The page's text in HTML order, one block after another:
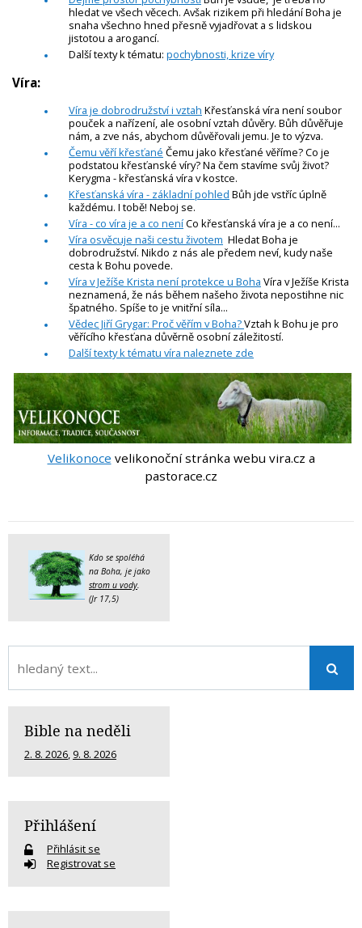
hledat ve všech věcech. Avšak rizikem při hledání Boha je
snaha všechno hned přesně vyjadřovat a s lidskou
jistotou a arogancí.
Další texty k tématu: pochybnosti, krize víry
Víra:
Víra je dobrodružství i vztah Křesťanská víra není soubor
pouček a nařízení, ale osobní vztah důvěry. Bůh důvěřuje
nám, a zve nás, abychom důvěřovali jemu. Je to výzva.
Čemu věří křesťané Čemu jako křesťané věříme? Co je
podstatou křesťanské víry? Na čem stavíme svůj život?
Kerygma - křesťanská víra v kostce.
Křesťanská víra - základní pohled Bůh jde vstříc úplně
každému. I tobě! Neboj se.
Víra - co víra je a co neníCo křesťanská víra je a co není...
Víra osvěcuje naši cestu životem Hledat Boha je
dobrodružství. Nikdo z nás ale předem neví, kudy naše
cesta k Bohu povede.
Víra v Ježíše Krista není protekce u Boha Víra v Ježíše Krista
neznamená, že nás během našeho života nepostihne nic
špatného. Spíše to je vnitřní síla...
Vědec Jiří Grygar: Proč věřím v Boha?Vztah k Bohu je pro
věřícího křesťana důvěrně osobní záležitostí.
Další texty k tématu víra naleznete zde
Velikonoce velikonoční stránka webu vira.cz a
pastorace.cz
Kdo se spoléhá
na Boha, je jako
strom u vody.
(Jr 17,5)
Bible na neděli
2. 8. 2026, 9. 8. 2026
Přihlášení
Přihlásit se
Registrovat se